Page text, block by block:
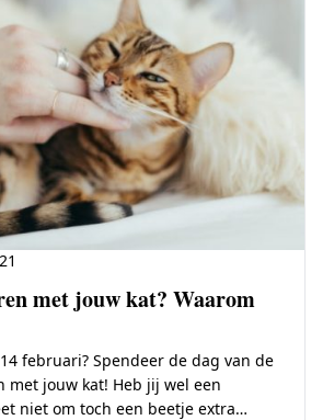
met jouw kat? Waarom
februari? Spendeer de dag van de
met jouw kat! Heb jij wel een
niet om toch een beetje extra